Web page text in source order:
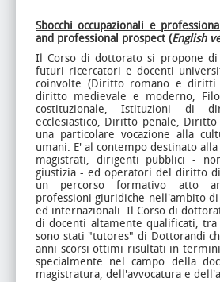
Sbocchi occupazionali e
and professional prospect (English
Il Corso di dottorato si propone
futuri ricercatori e docenti
coinvolte (Diritto romano e diritti
diritto medievale e moderno,
costituzionale, Istituzioni di
ecclesiastico, Diritto penale, Diritto
una particolare vocazione alla
umani. E' al contempo destinato
magistrati, dirigenti pubblici -
giustizia - ed operatori del diritto
un percorso formativo atto
professioni giuridiche nell'ambito
ed internazionali. Il Corso di
di docenti altamente qualificati,
sono stati "tutores" di Dottorandi
anni scorsi ottimi risultati in termini
specialmente nel campo della
magistratura, dell'avvocatura e